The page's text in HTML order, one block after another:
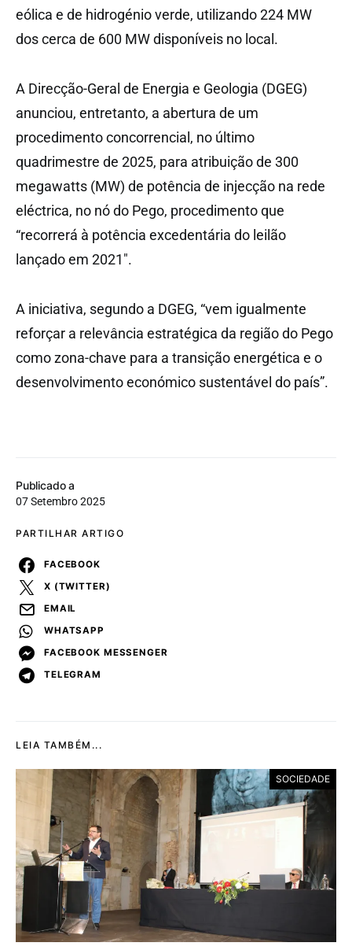
Publicado a
07 Setembro 2025
PARTILHAR ARTIGO
FACEBOOK
X (TWITTER)
EMAIL
WHATSAPP
FACEBOOK MESSENGER
TELEGRAM
eólica e de hidrogénio verde, utilizando 224 MW
dos cerca de 600 MW disponíveis no local.
A Direcção-Geral de Energia e Geologia (DGEG)
anunciou, entretanto, a abertura de um
procedimento concorrencial, no último
quadrimestre de 2025, para atribuição de 300
megawatts (MW) de potência de injecção na rede
eléctrica, no nó do Pego, procedimento que
“recorrerá à potência excedentária do leilão
lançado em 2021″.
A iniciativa, segundo a DGEG, “vem igualmente
reforçar a relevância estratégica da região do Pego
como zona-chave para a transição energética e o
desenvolvimento económico sustentável do país”.
LEIA TAMBÉM...
SOCIEDADE